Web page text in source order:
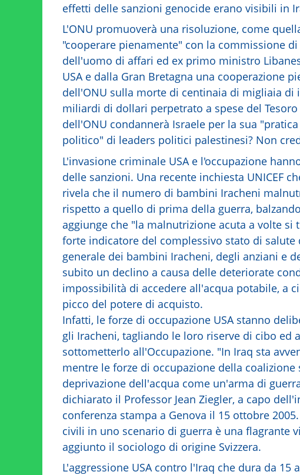
effetti delle sanzioni genocide erano visibili in
L'ONU promuoverà una risoluzione, come
"cooperare pienamente" con la commissione
dell'uomo di affari ed ex primo ministro
USA e dalla Gran Bretagna una cooperazione
dell'ONU sulla morte di centinaia di migliaia
miliardi di dollari perpetrato a spese del
dell'ONU condannerà Israele per la sua
politico" di leaders politici palestinesi? Non
L'invasione criminale USA e l'occupazione
delle sanzioni. Una recente inchiesta UNICEF
rivela che il numero di bambini Iracheni
rispetto a quello di prima della guerra,
aggiunge che "la malnutrizione acuta a volte
forte indicatore del complessivo stato di
generale dei bambini Iracheni, degli anziani e
subito un declino a causa delle deteriorate
impossibilità di accedere all'acqua potabile, a
picco del potere di acquisto.
Infatti, le forze di occupazione USA stanno
gli Iracheni, tagliando le loro riserve di cibo ed
sottometterlo all'Occupazione. "In Iraq sta
mentre le forze di occupazione della
deprivazione dell'acqua come un'arma di
dichiarato il Professor Jean Ziegler, a capo
conferenza stampa a Genova il 15 ottobre
civili in uno scenario di guerra è una flagrante
aggiunto il sociologo di origine Svizzera.
L'aggressione USA contro l'Iraq che dura da 15